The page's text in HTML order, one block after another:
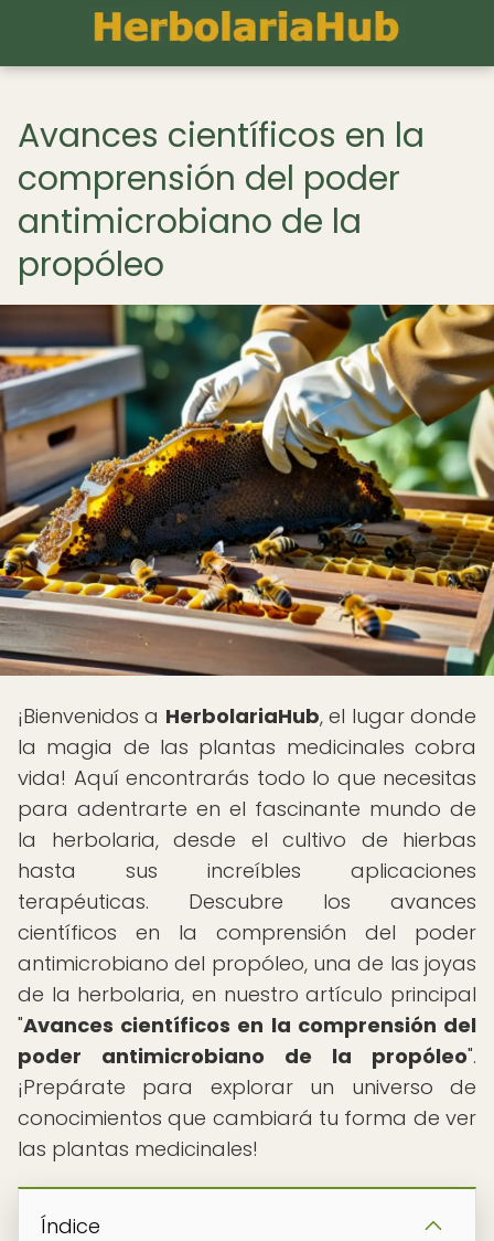
Avances científicos en la
comprensión del poder
antimicrobiano de la
propóleo
¡Bienvenidos a HerbolariaHub, el lugar donde
la magia de las plantas medicinales cobra
vida! Aquí encontrarás todo lo que necesitas
para adentrarte en el fascinante mundo de
la herbolaria, desde el cultivo de hierbas
hasta sus increíbles aplicaciones
terapéuticas. Descubre los avances
científicos en la comprensión del poder
antimicrobiano del propóleo, una de las joyas
de la herbolaria, en nuestro artículo principal
"Avances científicos en la comprensión del
poder antimicrobiano de la propóleo".
¡Prepárate para explorar un universo de
conocimientos que cambiará tu forma de ver
las plantas medicinales!
Índice